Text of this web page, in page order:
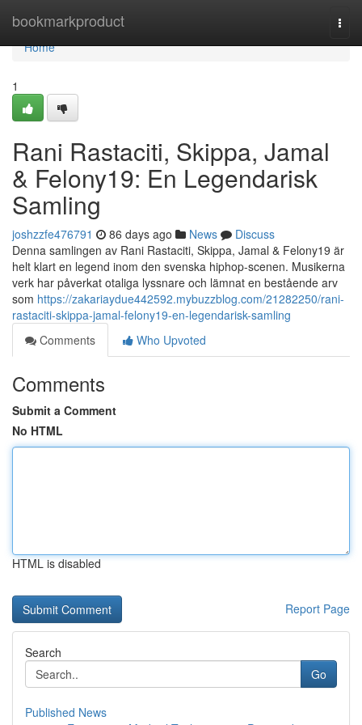
bookmarkproduct
Home
Home
1
Rani Rastaciti, Skippa, Jamal
& Felony19: En Legendarisk
Samling
joshzzfe476791 86 days ago News
Discuss
Denna samlingen av Rani Rastaciti, Skippa, Jamal & Felony19 är
helt klart en legend inom den svenska hiphop-scenen. Musikerna
verk har påverkat otaliga lyssnare och lämnat en bestående arv
som https://zakariaydue442592.mybuzzblog.com/21282250/rani-
rastaciti-skippa-jamal-felony19-en-legendarisk-samling
Comments
Who Upvoted
Comments
Submit a Comment
No HTML
HTML is disabled
Report Page
Search
Go
Published News